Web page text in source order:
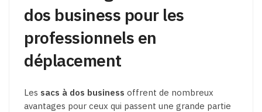
dos business pour les
professionnels en
déplacement
Les sacs à dos business offrent de nombreux
avantages pour ceux qui passent une grande partie